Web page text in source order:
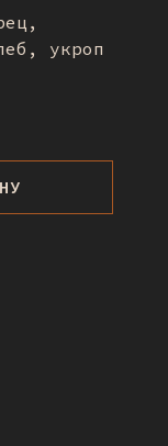
укроп